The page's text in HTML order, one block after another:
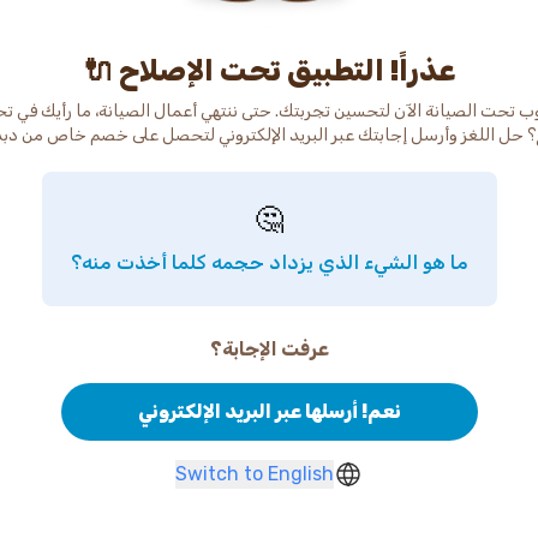
عذراً! التطبيق تحت الإصلاح 🔌
تحت الصيانة الآن لتحسين تجربتك. حتى ننتهي أعمال الصيانة، ما رأيك في
حل اللغز وأرسل إجابتك عبر البريد الإلكتروني لتحصل على خصم خاص من
🤔
ما هو الشيء الذي يزداد حجمه كلما أخذت منه؟
عرفت الإجابة؟
نعم! أرسلها عبر البريد الإلكتروني
Switch to English